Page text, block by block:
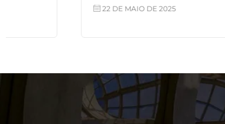
22 DE MAIO DE 2025